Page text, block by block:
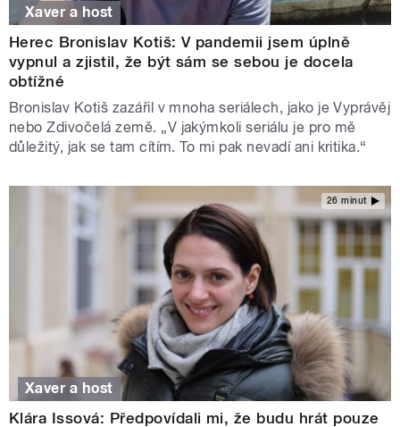
Xaver a host
Herec Bronislav Kotiš: V pandemii jsem úplně
vypnul a zjistil, že být sám se sebou je docela
obtížné
Bronislav Kotiš zazářil v mnoha seriálech, jako je Vyprávěj
nebo Zdivočelá země. „V jakýmkoli seriálu je pro mě
důležitý, jak se tam cítím. To mi pak nevadí ani kritika.“
26 minut
Xaver a host
Klára Issová: Předpovídali mi, že budu hrát pouze